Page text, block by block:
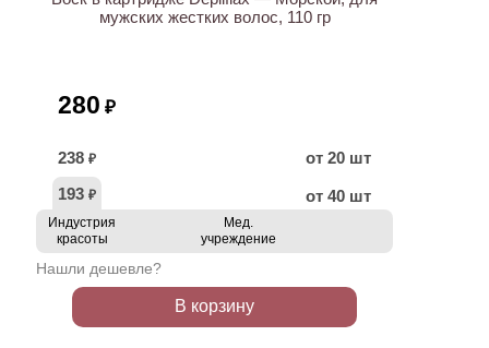
мужских жестких волос, 110 гр
280 ₽
238 ₽
от 20 шт
193 ₽ от 40 шт
Индустрия
красоты
Мед.
учреждение
Нашли дешевле?
В корзину